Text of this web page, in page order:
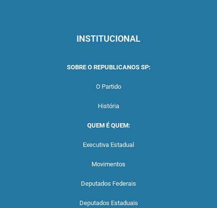
INSTITUCIONAL
SOBRE O REPUBLICANOS SP:
O Partido
História
QUEM É QUEM:
Executiva Estadual
Movimentos
Deputados Federais
Deputados Estaduais